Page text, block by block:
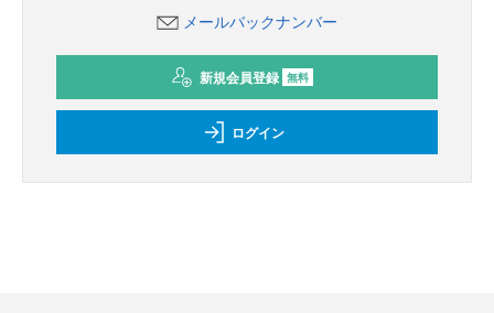
メールバックナンバー
新規会員登録 無料
ログイン